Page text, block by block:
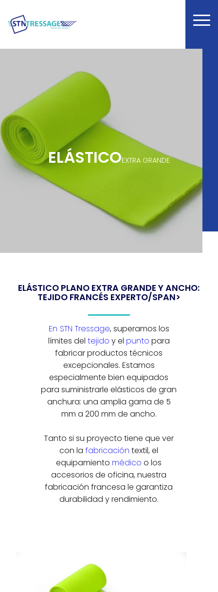
ELÁSTICOEXTRA GRANDE
ELÁSTICO PLANO EXTRA GRANDE Y ANCHO:
TEJIDO FRANCÉS EXPERTO/SPAN>
En STN Tressage, superamos los
límites del tejido y el punto para
fabricar productos técnicos
excepcionales. Estamos
especialmente bien equipados
para suministrarle elásticos de gran
anchura: una amplia gama de 5
mm a 200 mm de ancho.
Tanto si su proyecto tiene que ver
con lafabricación textil, el
equipamiento médico o los
accesorios de oficina, nuestra
fabricación francesa le garantiza
durabilidad y rendimiento.